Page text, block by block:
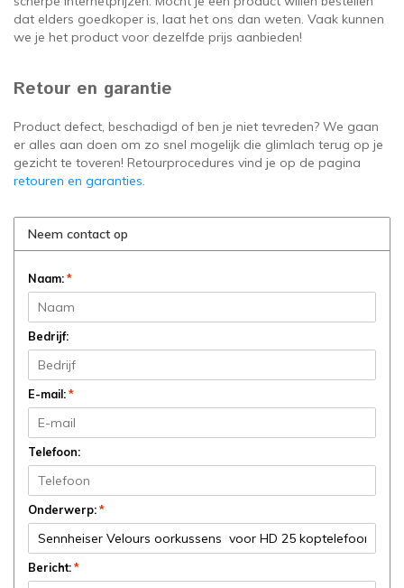
dat elders goedkoper is, laat het ons dan weten. Vaak kunnen
we je het product voor dezelfde prijs aanbieden!
Retour en garantie
Product defect, beschadigd of ben je niet tevreden? We gaan
er alles aan doen om zo snel mogelijk die glimlach terug op je
gezicht te toveren! Retourprocedures vind je op de pagina
retouren en garanties.
Neem contact op
Naam:*
Bedrijf:
E-mail:*
Telefoon:
Onderwerp:*
Bericht:*